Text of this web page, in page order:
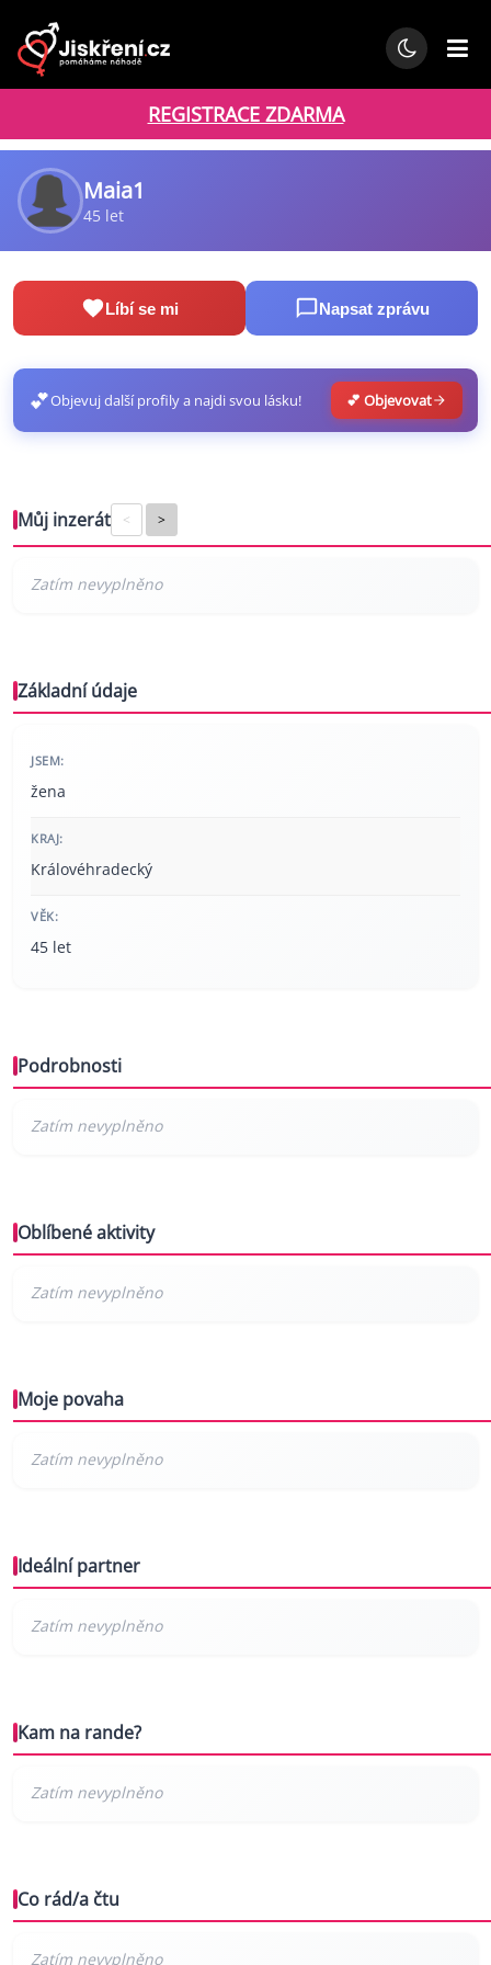
REGISTRACE ZDARMA
Maia1
45 let
Líbí se mi Napsat zprávu
💕Objevuj další profily a najdi svou lásku! 💕 Objevovat
Můj inzerát < >
Základní údaje
JSEM:
žena
KRAJ:
Královéhradecký
VĚK:
45 let
Podrobnosti
Oblíbené aktivity
Moje povaha
Ideální partner
Kam na rande?
Co rád/a čtu